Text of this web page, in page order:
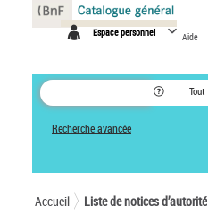
Espace personnel Aide
Tout
Recherche avancée
Accueil Liste de notices d’autorité
Panneau de gestion des cookies